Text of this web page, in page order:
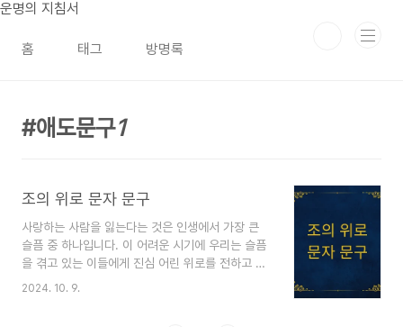
본문 바로가기
운명의 지침서
홈 태그 방명록
애도문구1
조의 위로 문자 문구
사랑하는 사람을 잃는다는 것은 인생에서 가장 큰
슬픔 중 하나입니다. 이 어려운 시기에 우리는 슬픔
을 겪고 있는 이들에게 진심 어린 위로를 전하고 싶
어 하지만, 때로는 적절한 말을 찾기 어려울 때가 많
2024. 10. 9.